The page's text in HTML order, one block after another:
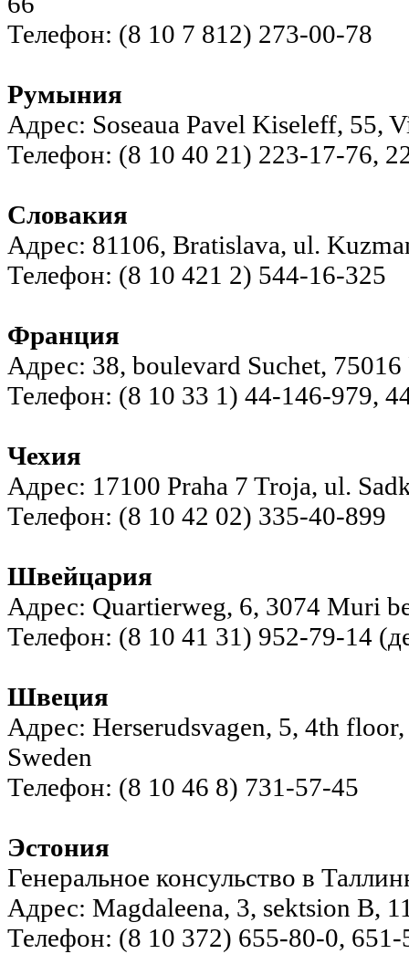
Телефон: (8 10 7 812) 273-00-78
Румыния
Адрес: Soseaua Pavel Kiseleff, 55,
Телефон: (8 10 40 21) 223-17-76,
Словакия
Адрес: 81106, Bratislava, ul.
Телефон: (8 10 421 2) 544-16-325
Франция
Адрес: 38, boulevard Suchet, 75016
Телефон: (8 10 33 1) 44-146-979,
Чехия
Адрес: 17100 Praha 7 Troja, ul.
Телефон: (8 10 42 02) 335-40-899
Швейцария
Адрес: Quartierweg, 6, 3074 Muri
Телефон: (8 10 41 31) 952-79-14
Швеция
Адрес: Herserudsvagen, 5, 4th
Sweden
Телефон: (8 10 46 8) 731-57-45
Эстония
Генеральное консульство в
Адрес: Magdaleena, 3, sektsion B,
Телефон: (8 10 372) 655-80-0, 651-